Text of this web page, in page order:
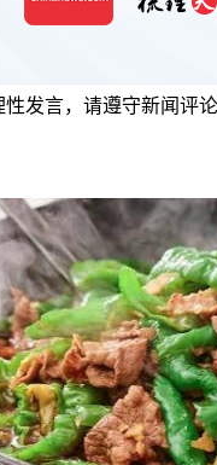
性发言，请遵守新闻评